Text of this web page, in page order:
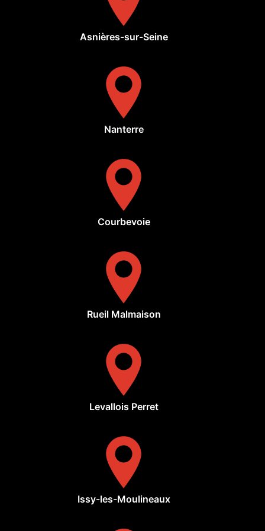
Asnières-sur-Seine
Nanterre
Courbevoie
Rueil Malmaison
Levallois Perret
Issy-les-Moulineaux